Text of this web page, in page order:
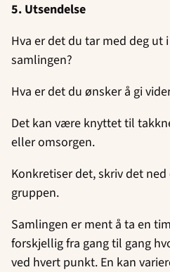
5. Utsendelse
Hva er det du tar med deg ut
samlingen?
Hva er det du ønsker å gi
Det kan være knyttet til
eller omsorgen.
Konkretiser det, skriv det
gruppen.
Samlingen er ment å ta en
forskjellig fra gang til gang
ved hvert punkt. En kan